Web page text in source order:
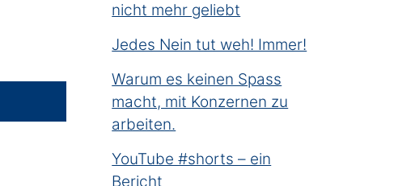
nicht mehr geliebt
Jedes Nein tut weh! Immer!
Warum es keinen Spass
macht, mit Konzernen zu
arbeiten.
YouTube #shorts – ein
Bericht